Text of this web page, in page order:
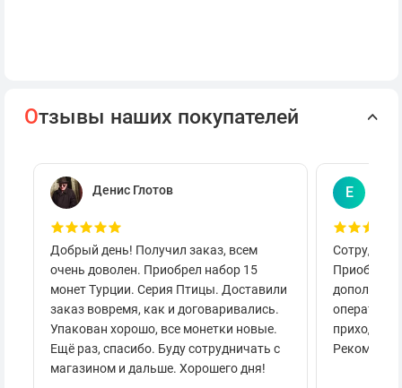
Отзывы наших покупателей
Денис Глотов
Добрый день! Получил заказ, всем
очень доволен. Приобрел набор 15
монет Турции. Серия Птицы. Доставили
заказ вовремя, как и договаривались.
Упакован хорошо, все монетки новые.
Ещё раз, спасибо. Буду сотрудничать с
магазином и дальше. Хорошего дня!
Е
приходило